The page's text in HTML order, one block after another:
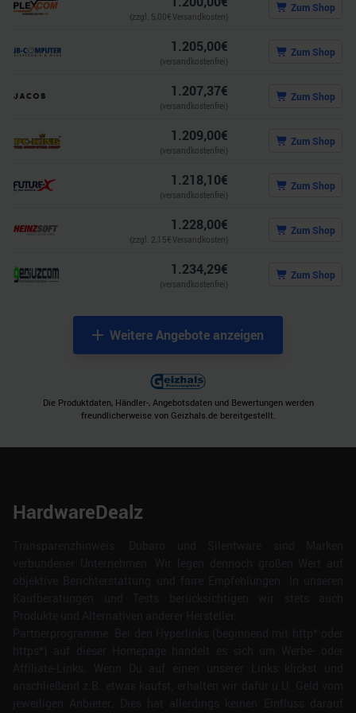
(zzgl. 5,00€ Versandkosten)
Zum Shop
1.205,00€
(versandkostenfrei)
Zum Shop
1.207,37€
(versandkostenfrei)
Zum Shop
1.209,00€
(versandkostenfrei)
Zum Shop
1.218,10€
(versandkostenfrei)
Zum Shop
1.228,00€
(zzgl. 2,15€ Versandkosten)
Zum Shop
1.234,29€
(versandkostenfrei)
Zum Shop
Weitere Angebote anzeigen
Die Produktdaten, Händler-, Angebotsdaten und Bewertungen werden
freundlicherweise von Geizhals.de bereitgestellt.
HardwareDealz